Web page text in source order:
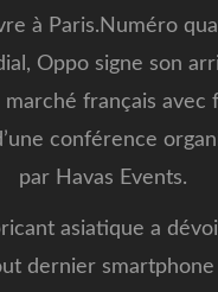
à Paris. Numéro
Oppo signe son
marché français avec
conférence
par Havas Events.
asiatique a
dernier smartphone